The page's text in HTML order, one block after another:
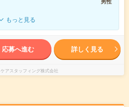
もっと見る
応募へ進む 詳しく見る
ケアスタッフィング株式会社